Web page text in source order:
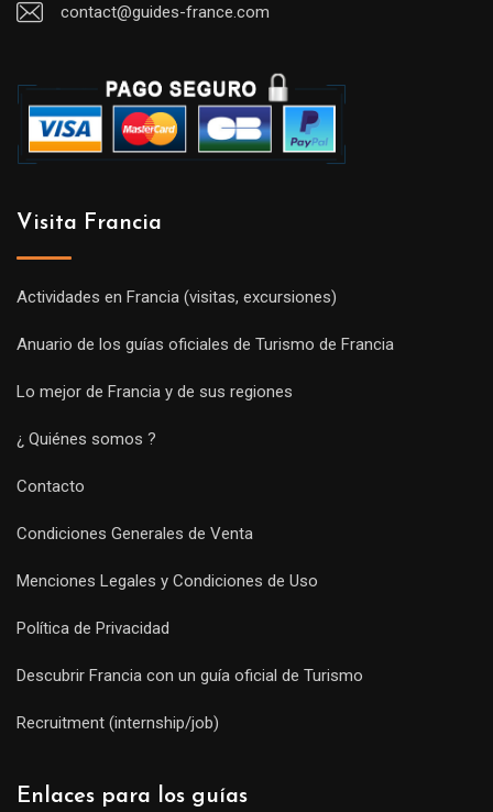
contact@guides-france.com
Visita Francia
Actividades en Francia (visitas, excursiones)
Anuario de los guías oficiales de Turismo de Francia
Lo mejor de Francia y de sus regiones
¿ Quiénes somos ?
Contacto
Condiciones Generales de Venta
Menciones Legales y Condiciones de Uso
Política de Privacidad
Descubrir Francia con un guía oficial de Turismo
Recruitment (internship/job)
Enlaces para los guías